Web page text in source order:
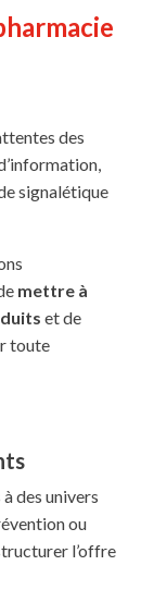
des
signalétique
mettre à
et de
toute
des univers
ou
l’offre